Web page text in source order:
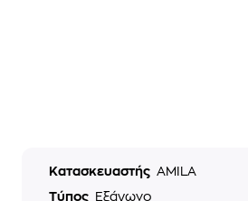
Κατασκευαστής AMILA
Τύπος
Εξάγωνο